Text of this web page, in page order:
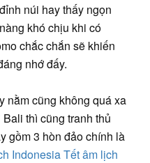
núi hay thấy ngọn
khó chịu khi có
chắc chắn sẽ khiến
nhớ đấy.
nằm cũng không quá xa
thì cũng tranh thủ
gồm 3 hòn đảo chính là
Indonesia Tết âm lịch